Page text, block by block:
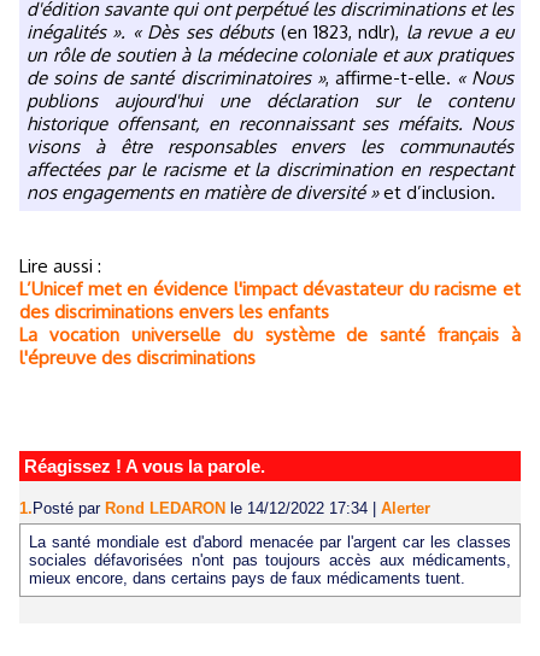
d'édition savante qui ont perpétué les discriminations et les
inégalités ». « Dès ses débuts(en 1823, ndlr), la revue a eu
un rôle de soutien à la médecine coloniale et aux pratiques
de soins de santé discriminatoires », affirme-t-elle. « Nous
publions aujourd'hui une déclaration sur le contenu
historique offensant, en reconnaissant ses méfaits. Nous
visons à être responsables envers les communautés
affectées par le racisme et la discrimination en respectant
nos engagements en matière de diversité »et d’inclusion.
Lire aussi :
L’Unicef met en évidence l'impact dévastateur du racisme et
des discriminations envers les enfants
La vocation universelle du système de santé français à
l'épreuve des discriminations
Réagissez ! A vous la parole.
1. Posté par Rond LEDARON le 14/12/2022 17:34
Alerter
La santé mondiale est d'abord menacée par l'argent car les classes
sociales défavorisées n'ont pas toujours accès aux médicaments,
mieux encore, dans certains pays de faux médicaments tuent.